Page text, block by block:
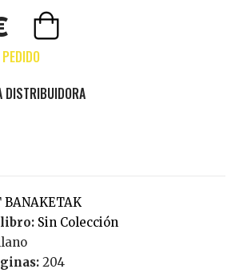
BANAKETAK
Sin Colección
204